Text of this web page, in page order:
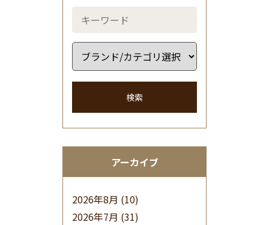
検索
アーカイブ
2026年8月 (10)
2026年7月 (31)